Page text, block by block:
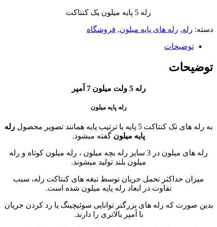
رله 5 پایه میلون یک کنتاکت
دسته: رله, رله های پایه میلون, فروشگاه
توضیحات
توضیحات
رله 5 ولت میلون 7 آمپر
رله پایه میلون
به رله های تک کنتاکت 5 پایه با ترتیب پایه همانند تصویر محصول
رله
پایه میلون گفته میشود.
رله های میلون در 3 سایز رله بچه میلون ، رله میلون کوتاه و رله
میلون بلند تولید میشوند.
میزان حداکثر تحمل جریان توسط تیغه های کنتاکت رله، سبب
تفاوت در ابعاد رله پایه میلون شده است.
بدین صورت که رله های بزرگتر توانایی سوئیچینگ یا رد کردن جریان
با آمپر بالاتری را دارند.